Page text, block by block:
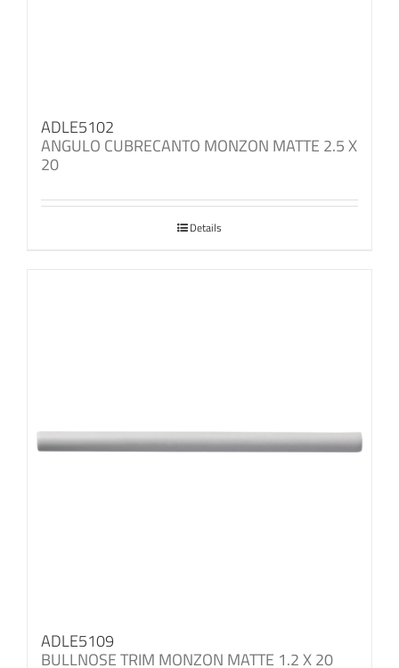
ADLE5102
ANGULO CUBRECANTO MONZON MATTE 2.5 X
20
Details
ADLE5109
BULLNOSE TRIM MONZON MATTE 1.2 X 20